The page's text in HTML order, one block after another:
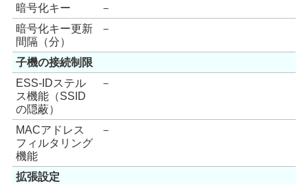
暗号化キー
－
暗号化キー更新
間隔（分）
－
子機の接続制限
ESS-IDステル
ス機能（SSID
の隠蔽）
－
MACアドレス
フィルタリング
機能
－
拡張設定